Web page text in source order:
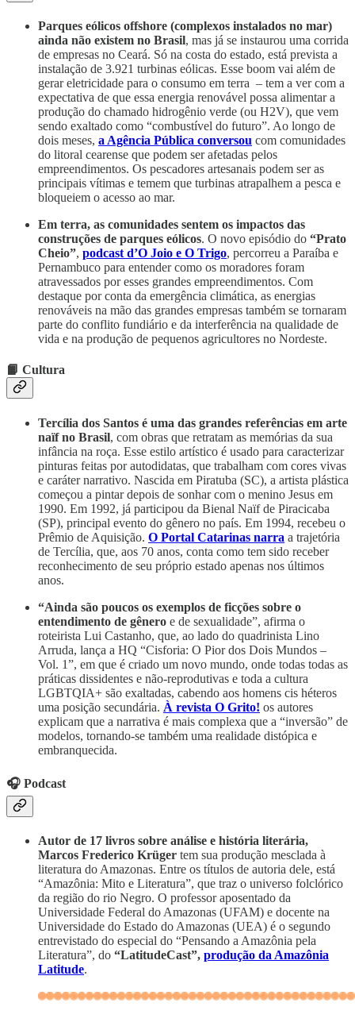
Parques eólicos offshore (complexos instalados no mar)
ainda não existem no Brasil, mas já se instaurou uma corrida
de empresas no Ceará. Só na costa do estado, está prevista a
instalação de 3.921 turbinas eólicas. Esse boom vai além de
gerar eletricidade para o consumo em terra – tem a ver com a
expectativa de que essa energia renovável possa alimentar a
produção do chamado hidrogênio verde (ou H2V), que vem
sendo exaltado como “combustível do futuro”. Ao longo de
dois meses, a Agência Pública conversou com comunidades
do litoral cearense que podem ser afetadas pelos
empreendimentos. Os pescadores artesanais podem ser as
principais vítimas e temem que turbinas atrapalhem a pesca e
bloqueiem o acesso ao mar.
Em terra, as comunidades sentem os impactos das
construções de parques eólicos. O novo episódio do “Prato
Cheio”, podcast d’O Joio e O Trigo, percorreu a Paraíba e
Pernambuco para entender como os moradores foram
atravessados por esses grandes empreendimentos. Com
destaque por conta da emergência climática, as energias
renováveis na mão das grandes empresas também se tornaram
parte do conflito fundiário e da interferência na qualidade de
vida e na produção de pequenos agricultores no Nordeste.
📙 Cultura
Tercília dos Santos é uma das grandes referências em arte
naïf no Brasil, com obras que retratam as memórias da sua
infância na roça. Esse estilo artístico é usado para caracterizar
pinturas feitas por autodidatas, que trabalham com cores vivas
e caráter narrativo. Nascida em Piratuba (SC), a artista plástica
começou a pintar depois de sonhar com o menino Jesus em
1990. Em 1992, já participou da Bienal Naïf de Piracicaba
(SP), principal evento do gênero no país. Em 1994, recebeu o
Prêmio de Aquisição. O Portal Catarinas narra a trajetória
de Tercília, que, aos 70 anos, conta como tem sido receber
reconhecimento de seu próprio estado apenas nos últimos
anos.
“Ainda são poucos os exemplos de ficções sobre o
entendimento de gênero e de sexualidade”, afirma o
roteirista Lui Castanho, que, ao lado do quadrinista Lino
Arruda, lança a HQ “Cisforia: O Pior dos Dois Mundos –
Vol. 1”, em que é criado um novo mundo, onde todas todas as
práticas dissidentes e não-reprodutivas e toda a cultura
LGBTQIA+ são exaltadas, cabendo aos homens cis héteros
uma posição secundária. À revista O Grito! os autores
explicam que a narrativa é mais complexa que a “inversão” de
modelos, tornando-se também uma realidade distópica e
embranquecida.
🎧 Podcast
Autor de 17 livros sobre análise e história literária,
Marcos Frederico Krüger tem sua produção mesclada à
literatura do Amazonas. Entre os títulos de autoria dele, está
“Amazônia: Mito e Literatura”, que traz o universo folclórico
da região do rio Negro. O professor aposentado da
Universidade Federal do Amazonas (UFAM) e docente na
Universidade do Estado do Amazonas (UEA) é o segundo
entrevistado do especial do “Pensando a Amazônia pela
Literatura”, do “LatitudeCast”, produção da Amazônia
Latitude.